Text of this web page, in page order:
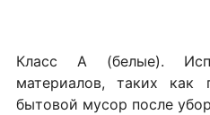
Класс А (белые).
материалов, таких как
бытовой мусор после